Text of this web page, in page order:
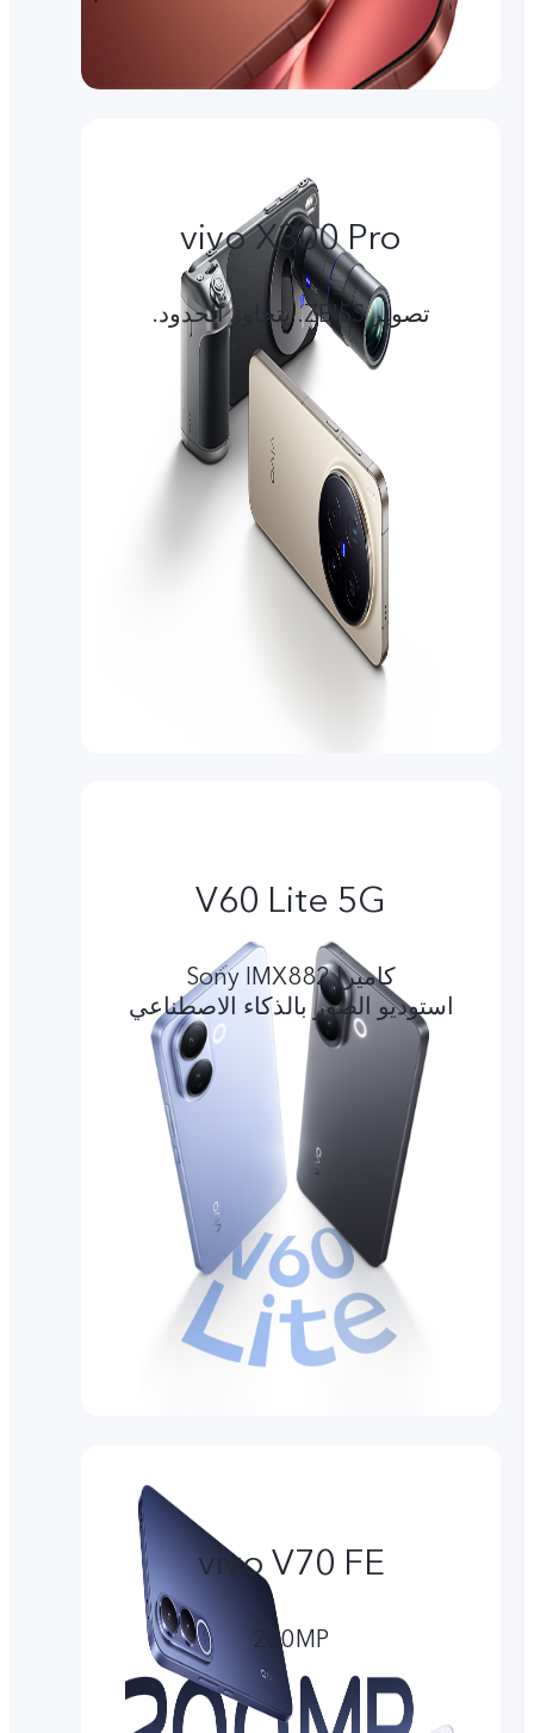
vivo X300 Pro
تصوير ZEISS. يتجاوز الحدود.
V60 Lite 5G
کامیرا Sony IMX882
استوديو الصور بالذكاء الاصطناعي
vivo V70 FE
200MP